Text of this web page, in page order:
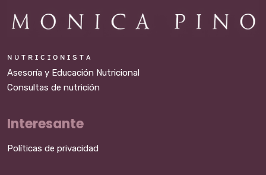
ɴ ᴜ ᴛ ʀ ɪ ᴄ ɪ ᴏ ɴ ɪ s ᴛ ᴀ
Asesoría y Educación Nutricional
Consultas de nutrición
Interesante
Políticas de privacidad